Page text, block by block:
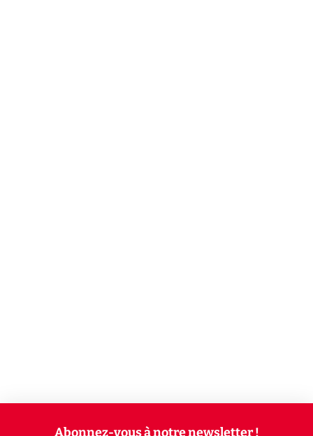
Abonnez-vous à notre newsletter !